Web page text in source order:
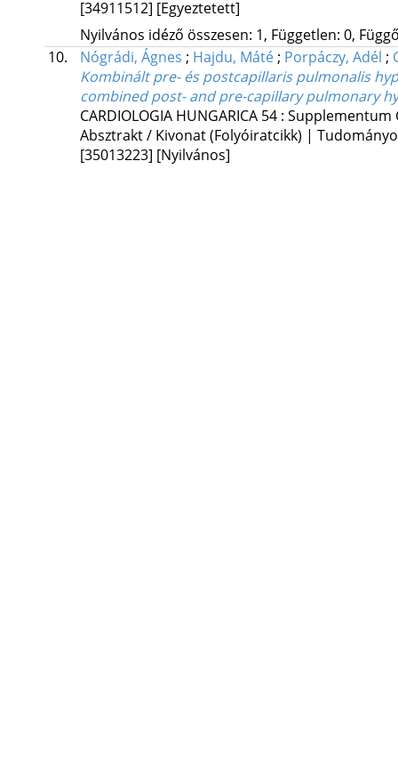
[34911512] [Egyeztetett]
Nyilvános idéző összesen: 1, Független: 0,
10.
Nógrádi, Ágnes ; Hajdu, Máté ; Porpáczy, Adél ;
Kombinált pre- és postcapillaris pulmonalis
combined post- and pre-capillary pulmonary
CARDIOLOGIA HUNGARICA 54: Supplementum
Absztrakt / Kivonat (Folyóiratcikk) |
[35013223] [Nyilvános]